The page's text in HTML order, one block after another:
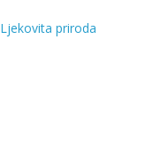
Ljekovita priroda